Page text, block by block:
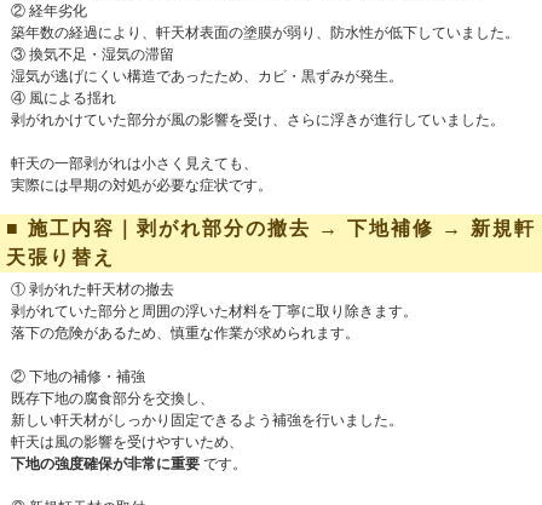
② 経年劣化
築年数の経過により、軒天材表面の塗膜が弱り、防水性が低下していました。
③ 換気不足・湿気の滞留
湿気が逃げにくい構造であったため、カビ・黒ずみが発生。
④ 風による揺れ
剥がれかけていた部分が風の影響を受け、さらに浮きが進行していました。
軒天の一部剥がれは小さく見えても、
実際には早期の対処が必要な症状です。
■ 施工内容｜剥がれ部分の撤去 → 下地補修 → 新規軒
天張り替え
① 剥がれた軒天材の撤去
剥がれていた部分と周囲の浮いた材料を丁寧に取り除きます。
落下の危険があるため、慎重な作業が求められます。
② 下地の補修・補強
既存下地の腐食部分を交換し、
新しい軒天材がしっかり固定できるよう補強を行いました。
軒天は風の影響を受けやすいため、
下地の強度確保が非常に重要です。